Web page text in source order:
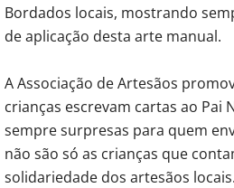
Bordados locais, mostrando
de aplicação desta arte manual.
A Associação de Artesãos
crianças escrevam cartas ao Pai
sempre surpresas para quem
não são só as crianças que
solidariedade dos artesãos locais.